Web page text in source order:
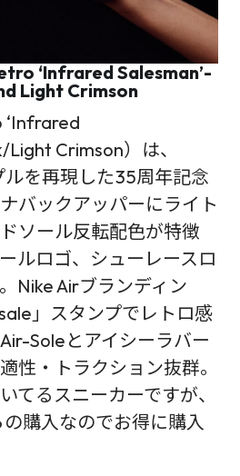
‘Infrared Salesman’-
Light Crimson
‘Infrared
Crimson）は、
を再現した35周年記念
バックアッパーにライト
ソール反転配色が特徴
ルロゴ、シューレースロ
Nike Airブランディン
」スタンプでレトロ感
Soleとアイシーラバー
性・トラクション抜群。
てるスニーカーですが、
購入なのでお得に購入